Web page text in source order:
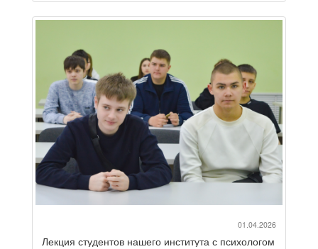
01.04.2026
Лекция студентов нашего института с психологом